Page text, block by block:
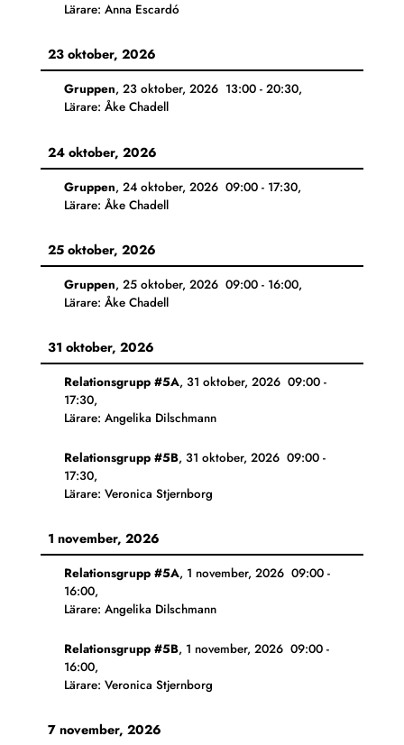
Lärare: Anna Escardó
23 oktober, 2026
Gruppen, 23 oktober, 2026 13:00- 20:30,
Lärare: Åke Chadell
24 oktober, 2026
Gruppen, 24 oktober, 2026 09:00- 17:30,
Lärare: Åke Chadell
25 oktober, 2026
Gruppen, 25 oktober, 2026 09:00- 16:00,
Lärare: Åke Chadell
31 oktober, 2026
Relationsgrupp #5A, 31 oktober, 2026 09:00-
17:30,
Lärare: Angelika Dilschmann
Relationsgrupp #5B, 31 oktober, 2026 09:00-
17:30,
Lärare: Veronica Stjernborg
1 november, 2026
Relationsgrupp #5A, 1 november, 2026 09:00-
16:00,
Lärare: Angelika Dilschmann
Relationsgrupp #5B, 1 november, 2026 09:00-
16:00,
Lärare: Veronica Stjernborg
7 november, 2026